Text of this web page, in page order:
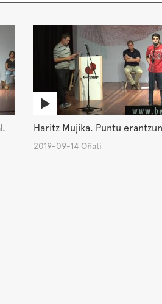
Haritz Mujika. Puntu
2019-09-14 Oñati